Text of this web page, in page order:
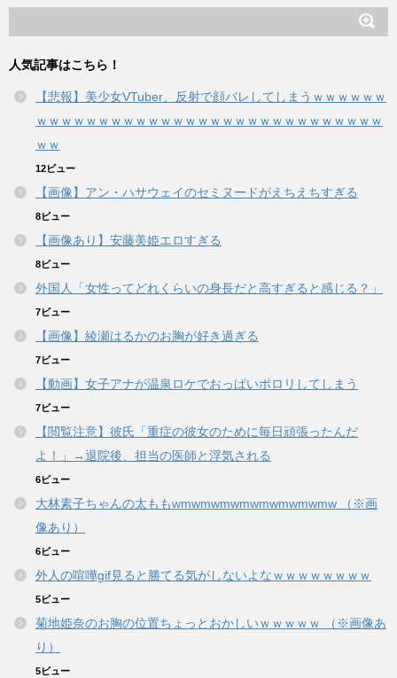
人気記事はこちら！
【悲報】美少女VTuber、反射で顔バレしてしまうｗｗｗｗｗｗ
ｗｗｗｗｗｗｗｗｗｗｗｗｗｗｗｗｗｗｗｗｗｗｗｗｗｗｗｗ
ｗｗ
12ビュー
【画像】アン・ハサウェイのセミヌードがえちえちすぎる
8ビュー
【画像あり】安藤美姫エロすぎる
8ビュー
外国人「女性ってどれくらいの身長だと高すぎると感じる？」
7ビュー
【画像】綾瀬はるかのお胸が好き過ぎる
7ビュー
【動画】女子アナが温泉ロケでおっぱいポロリしてしまう
7ビュー
【閲覧注意】彼氏「重症の彼女のために毎日頑張ったんだ
よ！」→退院後、担当の医師と浮気される
6ビュー
大林素子ちゃんの太ももwmwmwmwmwmwmwmwmw （※画
像あり）
6ビュー
外人の喧嘩gif見ると勝てる気がしないよなｗｗｗｗｗｗｗｗ
5ビュー
菊地姫奈のお胸の位置ちょっとおかしいｗｗｗｗｗ （※画像あ
り）
5ビュー